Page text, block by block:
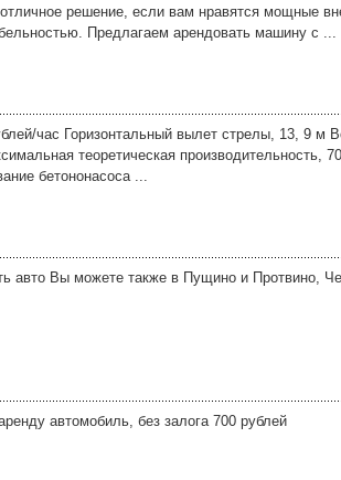
решение, если вам нравятся мощные
Предлагаем арендовать машину с ...
час Горизонтальный вылет стрелы, 13, 9 м
теоретическая производительность,
бетононасоса ...
авто Вы можете также в Пущино и Протвино,
автомобиль, без залога 700 рублей